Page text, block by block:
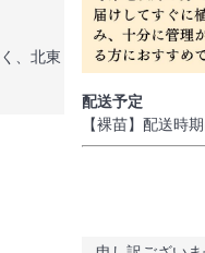
、北東
配送予定
【裸苗】配送時